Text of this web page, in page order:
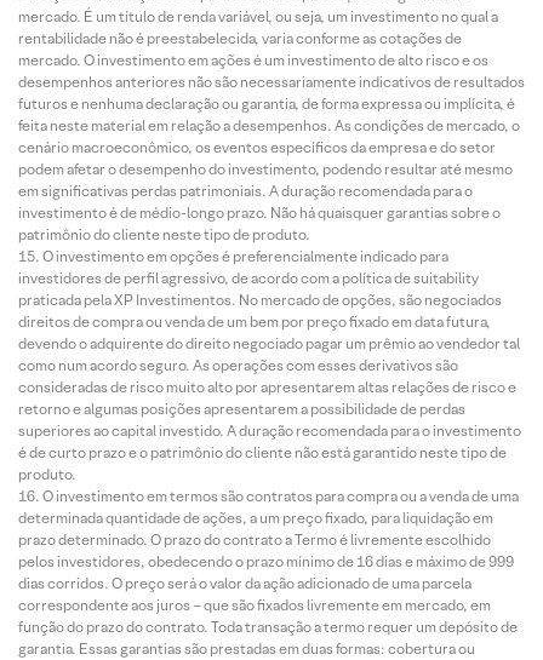
mercado. É um título de renda variável, ou seja, um investimento no qual a
rentabilidade não é preestabelecida, varia conforme as cotações de
mercado. O investimento em ações é um investimento de alto risco e os
desempenhos anteriores não são necessariamente indicativos de resultados
futuros e nenhuma declaração ou garantia, de forma expressa ou implícita, é
feita neste material em relação a desempenhos. As condições de mercado, o
cenário macroeconômico, os eventos específicos da empresa e do setor
podem afetar o desempenho do investimento, podendo resultar até mesmo
em significativas perdas patrimoniais. A duração recomendada para o
investimento é de médio-longo prazo. Não há quaisquer garantias sobre o
patrimônio do cliente neste tipo de produto.
O investimento em opções é preferencialmente indicado para
investidores de perfil agressivo, de acordo com a política de suitability
praticada pela XP Investimentos. No mercado de opções, são negociados
direitos de compra ou venda de um bem por preço fixado em data futura,
devendo o adquirente do direito negociado pagar um prêmio ao vendedor tal
como num acordo seguro. As operações com esses derivativos são
consideradas de risco muito alto por apresentarem altas relações de risco e
retorno e algumas posições apresentarem a possibilidade de perdas
superiores ao capital investido. A duração recomendada para o investimento
é de curto prazo e o patrimônio do cliente não está garantido neste tipo de
produto.
O investimento em termos são contratos para compra ou a venda de uma
determinada quantidade de ações, a um preço fixado, para liquidação em
prazo determinado. O prazo do contrato a Termo é livremente escolhido
pelos investidores, obedecendo o prazo mínimo de 16 dias e máximo de 999
dias corridos. O preço será o valor da ação adicionado de uma parcela
correspondente aos juros – que são fixados livremente em mercado, em
função do prazo do contrato. Toda transação a termo requer um depósito de
garantia. Essas garantias são prestadas em duas formas: cobertura ou